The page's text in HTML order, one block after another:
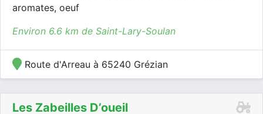
aromates, oeuf
Environ 6.6 km de Saint-Lary-Soulan
Route d'Arreau à 65240 Grézian
Les Zabeilles D’oueil